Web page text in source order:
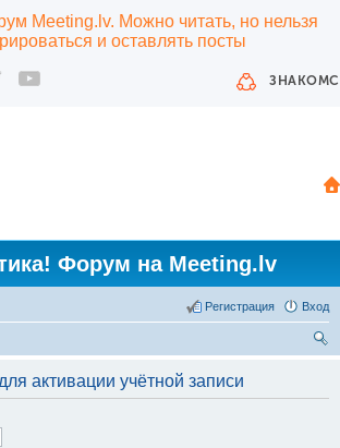
Meeting.lv. Можно читать, но нельзя
и оставлять посты
Форум на Meeting.lv
Вход
Регистрация
активации учётной записи